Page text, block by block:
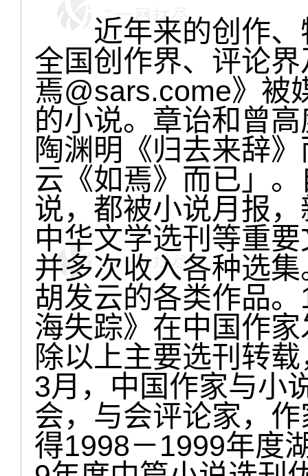
近年来的创作、
全国创作界、评论
焉@sars.come》被
的小说。章诒和曾
陶渊明《归去来辞
云《如焉》而已」
说，都被小说月报
中华文学选刊等重
并多次收入各种选
胡发云的各类作品
海失踪》在中国作
除以上主要选刊转
3月，中国作家与小
会，与会评论家，
得1998－1999年度